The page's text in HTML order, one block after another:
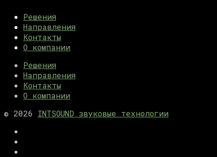
INTSOUND
звуковые
технологии
Звуковое и интерактивное оборудование для
музеев и выставок
Решения
Направления
Контакты
О компании
Решения
Направления
Контакты
О компании
© 2026 INTSOUND звуковые технологии